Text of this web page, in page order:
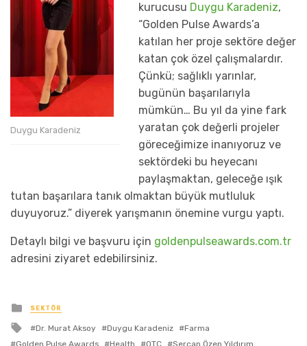
Duygu Karadeniz
kurucusu Duygu Karadeniz,
“Golden Pulse Awards’a
katılan her proje sektöre değer
katan çok özel çalışmalardır.
Çünkü; sağlıklı yarınlar,
bugünün başarılarıyla
mümkün… Bu yıl da yine fark
yaratan çok değerli projeler
göreceğimize inanıyoruz ve
sektördeki bu heyecanı
paylaşmaktan, geleceğe ışık
tutan başarılara tanık olmaktan büyük mutluluk
duyuyoruz.” diyerek yarışmanın önemine vurgu yaptı.
Detaylı bilgi ve başvuru için goldenpulseawards.com.tr
adresini ziyaret edebilirsiniz.
yayınlanan
SEKTÖR
ile
etkilendi
Dr. Murat Aksoy Duygu Karadeniz
Farma
Golden Pulse Awards
Health OTC
Sercan Özen Yıldırım